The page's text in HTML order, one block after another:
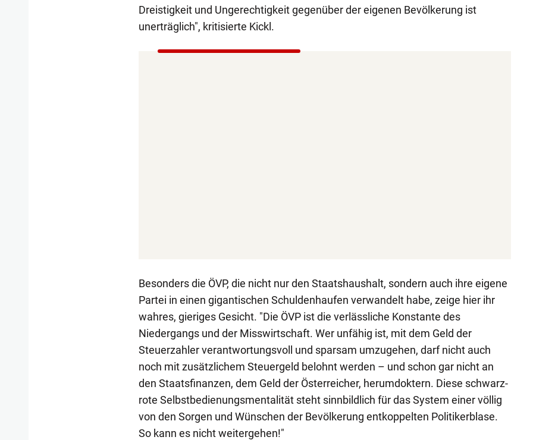
Dreistigkeit und Ungerechtigkeit gegenüber der eigenen Bevölkerung ist
unerträglich", kritisierte Kickl.
Besonders die ÖVP, die nicht nur den Staatshaushalt, sondern auch ihre eigene
Partei in einen gigantischen Schuldenhaufen verwandelt habe, zeige hier ihr
wahres, gieriges Gesicht. "Die ÖVP ist die verlässliche Konstante des
Niedergangs und der Misswirtschaft. Wer unfähig ist, mit dem Geld der
Steuerzahler verantwortungsvoll und sparsam umzugehen, darf nicht auch
noch mit zusätzlichem Steuergeld belohnt werden – und schon gar nicht an
den Staatsfinanzen, dem Geld der Österreicher, herumdoktern. Diese schwarz-
rote Selbstbedienungsmentalität steht sinnbildlich für das System einer völlig
von den Sorgen und Wünschen der Bevölkerung entkoppelten Politikerblase.
So kann es nicht weitergehen!"